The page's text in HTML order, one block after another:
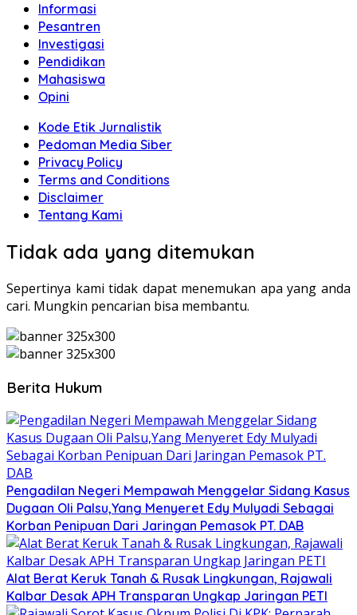
Informasi
Pesantren
Investigasi
Pendidikan
Mahasiswa
Opini
Kode Etik Jurnalistik
Pedoman Media Siber
Privacy Policy
Terms and Conditions
Disclaimer
Tentang Kami
Tidak ada yang ditemukan
Sepertinya kami tidak dapat menemukan apa yang anda
cari. Mungkin pencarian bisa membantu.
Berita Hukum
Pengadilan Negeri Mempawah Menggelar Sidang Kasus
Dugaan Oli Palsu,Yang Menyeret Edy Mulyadi Sebagai
Korban Penipuan Dari Jaringan Pemasok PT. DAB
Alat Berat Keruk Tanah & Rusak Lingkungan, Rajawali
Kalbar Desak APH Transparan Ungkap Jaringan PETI